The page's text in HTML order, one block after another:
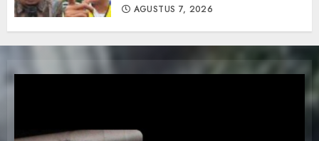
AGUSTUS 7, 2026